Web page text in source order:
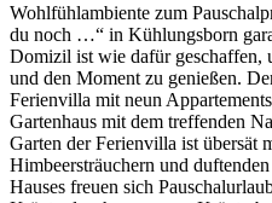
Wohlfühlambiente zum
du noch …“ in Kühlungsborn
Domizil ist wie dafür geschaffen,
und den Moment zu genießen.
Ferienvilla mit neun
Gartenhaus mit dem treffenden
Garten der Ferienvilla ist übersät
Himbeersträuchern und
Hauses freuen sich